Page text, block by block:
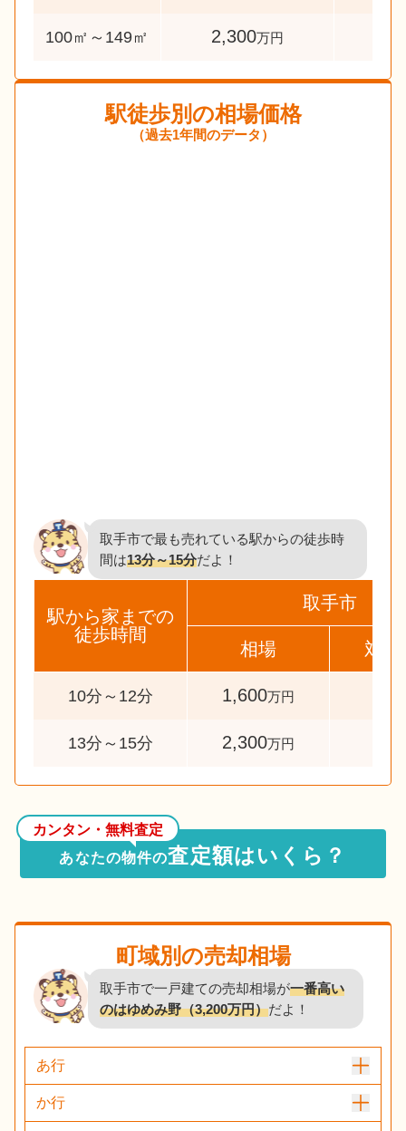
100㎡～149㎡ 2,300万円
駅徒歩別の相場価格
（過去1年間のデータ）
取手市で最も売れている駅からの徒歩時
間は13分～15分だよ！
駅から家までの
徒歩時間
取手市
相場 対象
10分～12分 1,600万円
13分～15分 2,300万円
カンタン・無料査定
あなたの物件の査定額はいくら？
町域別の売却相場
取手市で一戸建ての売却相場が一番高い
のはゆめみ野（3,200万円）だよ！
あ行
か行